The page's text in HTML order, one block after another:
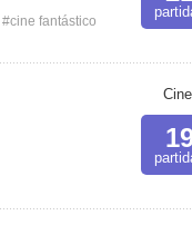
#cine fantástico
Cine